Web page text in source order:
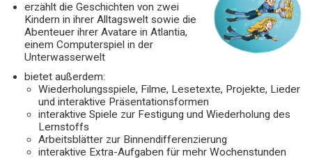
erzählt die Geschichten von zwei
Kindern in ihrer Alltagswelt sowie die
Abenteuer ihrer Avatare in Atlantia,
einem Computerspiel in der
Unterwasserwelt
bietet außerdem:
Wiederholungsspiele, Filme, Lesetexte, Projekte, Lieder
und interaktive Präsentationsformen
interaktive Spiele zur Festigung und Wiederholung des
Lernstoffs
Arbeitsblätter zur Binnendifferenzierung
interaktive Extra-Aufgaben für mehr Wochenstunden